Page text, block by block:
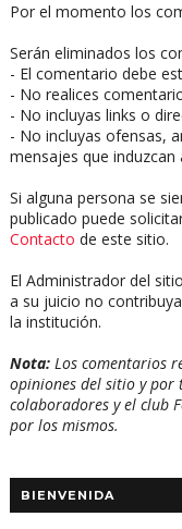
Por el momento los
Serán eliminados los
- El comentario debe
- No realices
- No incluyas links o
- No incluyas ofensas,
mensajes que induzcan
Si alguna persona se
publicado puede
Contacto de este sitio.
El Administrador del
a su juicio no
la institución.
Nota:Los comentarios
opiniones del sitio y por
colaboradores y el club
por los mismos.
BIENVENIDA